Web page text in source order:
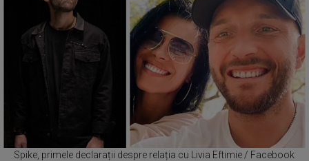
Spike, primele declarații despre relația cu Livia Eftimie / Facebook